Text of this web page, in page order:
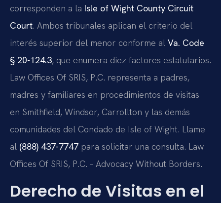
corresponden a la Isle of Wight County Circuit
Court. Ambos tribunales aplican el criterio del
interés superior del menor conforme al Va. Code
§ 20-124.3, que enumera diez factores estatutarios.
Law Offices Of SRIS, P.C. representa a padres,
madres y familiares en procedimientos de visitas
en Smithfield, Windsor, Carrollton y las demás
comunidades del Condado de Isle of Wight. Llame
al (888) 437-7747 para solicitar una consulta. Law
Offices Of SRIS, P.C. – Advocacy Without Borders.
Derecho de Visitas en el